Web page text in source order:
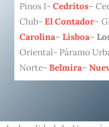
Pinos I- Cedritos–
Club- El Contador–
Carolina– Lisboa–
Oriental- Páramo
Norte- Belmira–